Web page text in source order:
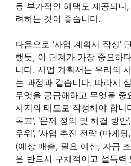
등 부가적인 혜택도 제공되니
려하는 것이 좋습니다.
다음으로 ‘사업 계획서 작성’
했듯, 이 단계가 가장 중요하
니다. 사업 계획서는 우리의
는 과정과 같습니다. 따라서
무엇을 궁금해하고 무엇을 중
사지의 태도로 작성해야 합니
목표’, ‘문제 정의 및 해결 방안
우위’, ‘사업 추진 전략 (마케팅
(예상 매출, 필요 예산, 자금 조
은 반드시 구체적이고 설득력